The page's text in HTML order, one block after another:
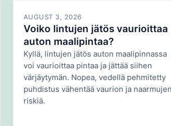
AUGUST 3, 2026
Voiko lintujen jätös vaurioittaa
auton maalipintaa?
Kyllä, lintujen jätös auton maalipinnassa
voi vaurioittaa pintaa ja jättää siihen
värjäytymän. Nopea, vedellä pehmitetty
puhdistus vähentää vaurion ja naarmujen
riskiä.